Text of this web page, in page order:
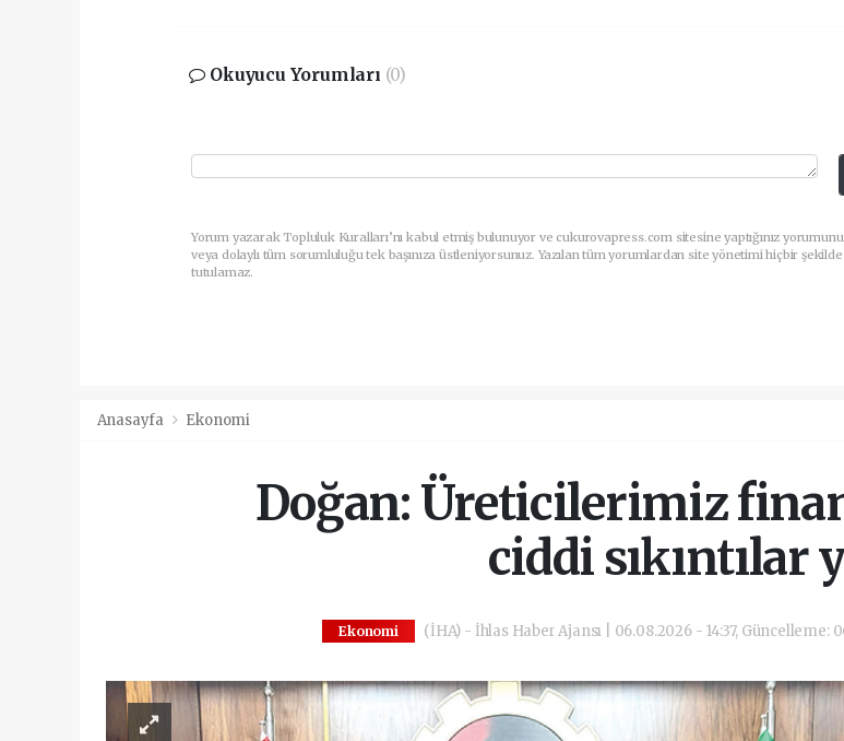
Okuyucu Yorumları (0)
Yorum yazarak Topluluk Kuralları’nı kabul etmiş bulunuyor ve cukurovapress.com sitesine yaptığınız
veya dolaylı tüm sorumluluğu tek başınıza üstleniyorsunuz. Yazılan tüm yorumlardan site yönetimi hiçbir
tutulamaz.
Anasayfa Ekonomi
Doğan: Üreticilerimiz
ciddi sıkıntılar
Ekonomi (İHA) - İhlas Haber Ajansı | 06.08.2026 - 14:37, Güncelleme: